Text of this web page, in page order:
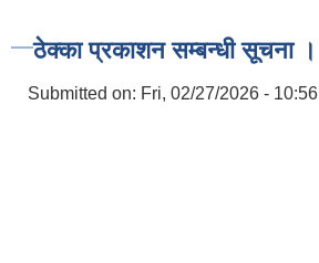
ठेक्का प्रकाशन सम्बन्धी सूचना ।
Submitted on: Fri, 02/27/2026 - 10:56